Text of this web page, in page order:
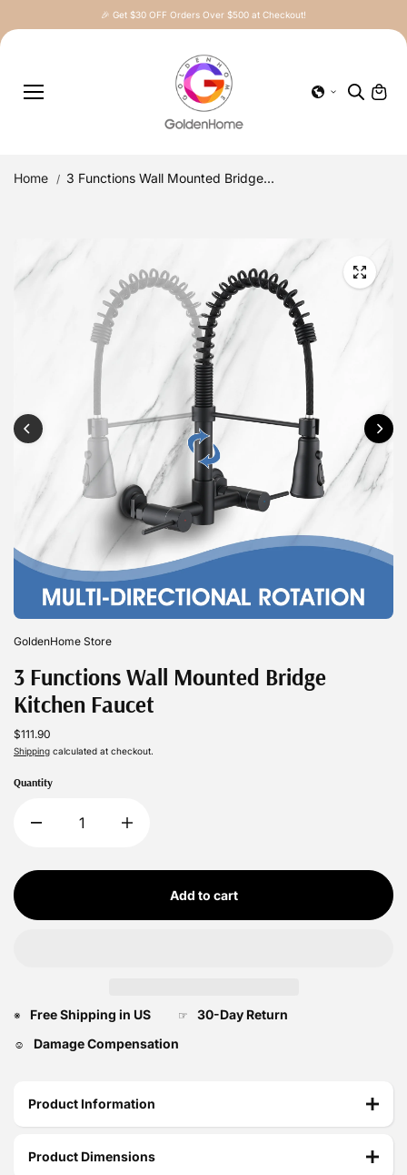
🎉 Get $30 OFF Orders Over $500 at Checkout!
Home 3 Functions Wall Mounted Bridge...
GoldenHome Store
3 Functions Wall Mounted Bridge
Kitchen Faucet
$111.90
Shipping calculated at checkout.
Quantity
Add to cart
※ Free Shipping in US ☞ 30-Day Return
☺ Damage Compensation
Product Information
Product Dimensions